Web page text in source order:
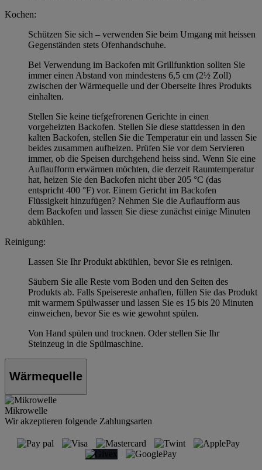
Kochen:
Schützen Sie sich – verwenden Sie beim Umgang mit heissen
Gegenständen stets Ofenhandschuhe.
Bei Verwendung im Backofen mit Grillfunktion sollten Sie
immer einen Abstand von mindestens 6,5 cm (2½ Zoll)
zwischen der Wärmequelle und der Oberseite Ihres Produkts
einhalten.
Stellen Sie keine tiefgefrorenen Gerichte in einen
vorgeheizten Backofen. Stellen Sie diese stattdessen in den
kalten Backofen, stellen Sie die Temperatur ein und lassen Sie
beides zusammen aufheizen. Prüfen Sie vor dem Servieren
immer, ob die Speisen durchgehend heiss sind. Wenn Sie eine
Auflaufform erwärmen möchten, die derzeit Raumtemperatur
hat, heizen Sie den Backofen nicht über 205 °C (das
entspricht 400 °F) vor. Einem Gericht im Backofen
Flüssigkeit hinzufügen? Nehmen Sie die Auflaufform aus
dem Backofen und lassen Sie diese zunächst einige Minuten
abkühlen.
Reinigung:
Lassen Sie Ihr Produkt abkühlen, bevor Sie es reinigen.
Säubern Sie alle Reste vom Boden und den Seiten des
Produkts ab. Falls Speisereste anhaften, füllen Sie das Produkt
mit warmem Spülwasser und lassen Sie es 15 bis 20 Minuten
einweichen, bevor Sie es wie gewohnt spülen.
Von Hand spülen und trocknen. Oder stellen Sie Ihr
Steinzeug in die Spülmaschine.
Wärmequelle
Mikrowelle
Wir akzeptieren folgende Zahlungsarten